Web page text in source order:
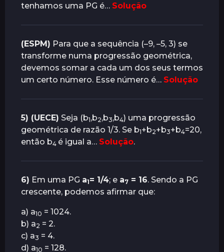
tenhamos uma PG é… Solução
(ESPM) Para que a sequência (–9, –5, 3) se
transforme numa progressão geométrica,
devemos somar a cada um dos seus termos
um certo número. Esse número é… Solução
5) (UECE) Seja (b1,b2,b3,b4) uma progressão
geométrica de razão 1/3. Se b1+b2+b3+b4=20,
então b4 é igual a… Solução.
6) Em uma PG a1= 1/4; e a7 = 16. Sendo a PG
crescente, podemos afirmar que:
a) a10 = 1024.
b) a2 = 2.
c) a3 = 4.
d) a10 = 128.